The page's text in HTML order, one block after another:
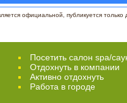
официальной, публикуется только
Посетить салон spa/
Отдохнуть в компании
Активно отдохнуть
Работа в городе